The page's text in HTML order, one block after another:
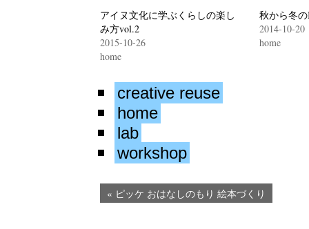
アイヌ文化に学ぶくらしの楽し
み方vol.2
2015-10-26
home
秋から冬
2014-10-20
home
creative reuse
home
lab
workshop
« ピッケ おはなしのもり 絵本づくり